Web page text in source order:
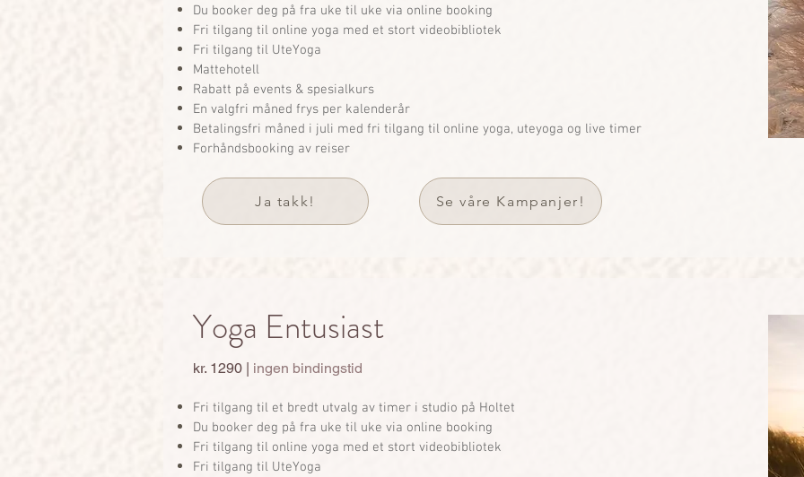
Du booker deg på fra uke til uke via online booking
Fri tilgang til online yoga med et stort videobibliotek
Fri tilgang til UteYoga
Mattehotell
Rabatt på events & spesialkurs
En valgfri måned frys per kalenderår
Betalingsfri måned i juli med fri tilgang til online yoga, uteyoga og live timer
Forhåndsbooking av reiser
Ja takk! Se våre Kampanjer!
Yoga Entusiast
kr. 1290 | ingen bindingstid
Fri tilgang til et bredt utvalg av timer i studio på Holtet
Du booker deg på fra uke til uke via online booking
Fri tilgang til online yoga med et stort videobibliotek
Fri tilgang til UteYoga